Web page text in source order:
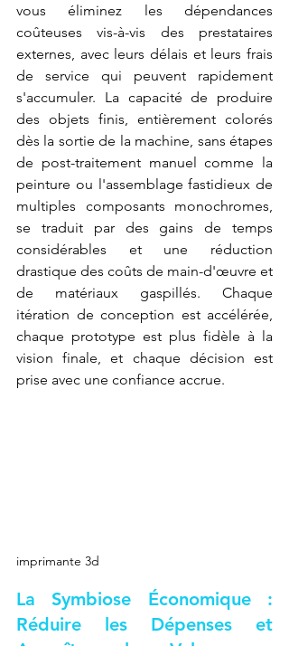
vous éliminez les dépendances
coûteuses vis-à-vis des prestataires
externes, avec leurs délais et leurs frais
de service qui peuvent rapidement
s'accumuler. La capacité de produire
des objets finis, entièrement colorés
dès la sortie de la machine, sans étapes
de post-traitement manuel comme la
peinture ou l'assemblage fastidieux de
multiples composants monochromes,
se traduit par des gains de temps
considérables et une réduction
drastique des coûts de main-d'œuvre et
de matériaux gaspillés. Chaque
itération de conception est accélérée,
chaque prototype est plus fidèle à la
vision finale, et chaque décision est
prise avec une confiance accrue.
imprimante 3d
La Symbiose Économique :
Réduire les Dépenses et